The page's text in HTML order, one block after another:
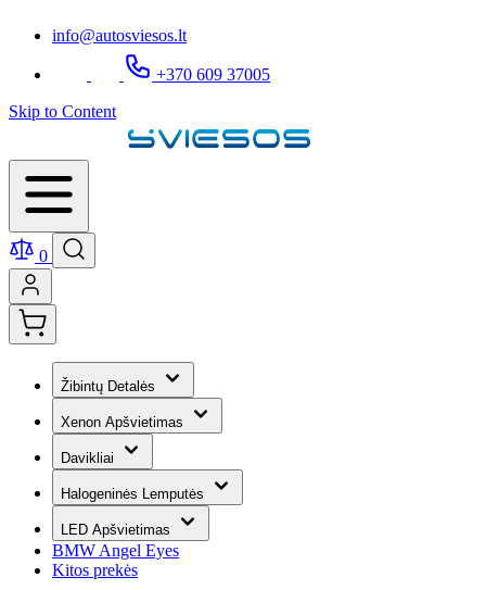
info@autosviesos.lt
+370 609 37005
Skip to Content
0
Žibintų Detalės
Xenon Apšvietimas
Davikliai
Halogeninės Lemputės
LED Apšvietimas
BMW Angel Eyes
Kitos prekės